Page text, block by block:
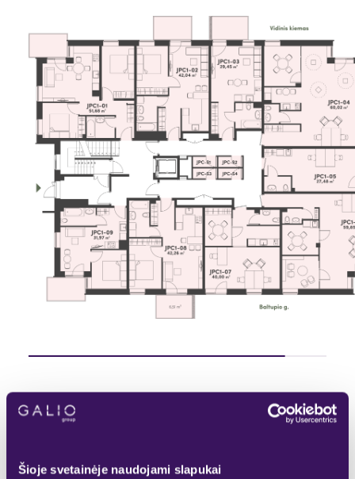
Šioje svetainėje naudojami slapukai
Pasirinktas
Parduotas